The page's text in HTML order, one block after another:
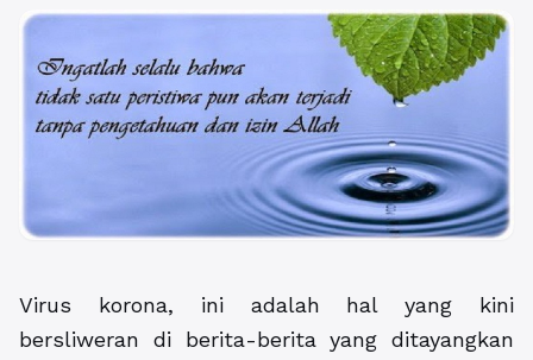
Virus korona, ini adalah hal yang kini
bersliweran di berita-berita yang ditayangkan